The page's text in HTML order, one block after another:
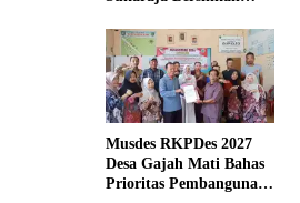
Musdes RKPDes 2027
Desa Gajah Mati Bahas
Prioritas Pembangunan